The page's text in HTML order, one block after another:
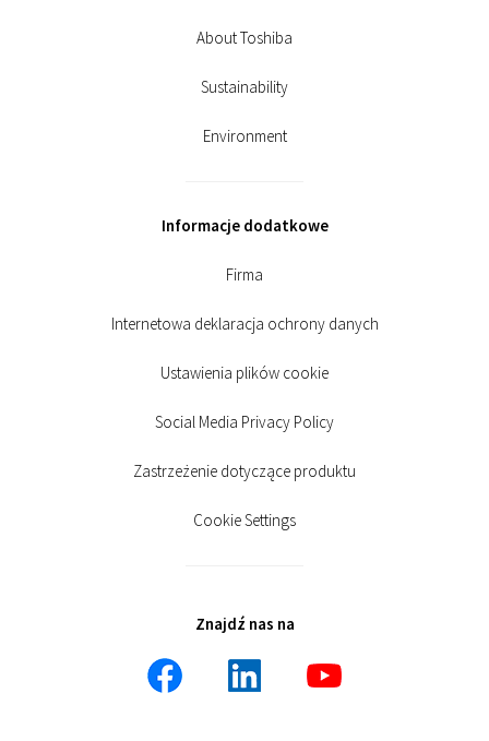
About Toshiba
Sustainability
Environment
Informacje dodatkowe
Firma
Internetowa deklaracja ochrony danych
Ustawienia plików cookie
Social Media Privacy Policy
Zastrzeżenie dotyczące produktu
Cookie Settings
Znajdź nas na